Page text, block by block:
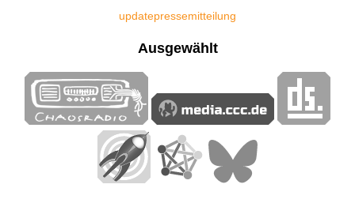
updatepressemitteilung
Ausgewählt